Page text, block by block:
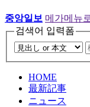
중앙일보 메가메뉴
검색어 입력폼
HOME
最新記事
ニュース